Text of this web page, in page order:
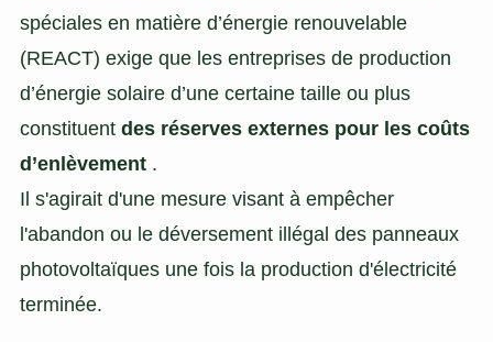
spéciales en matière d’énergie renouvelable
(REACT) exige que les entreprises de production
d’énergie solaire d’une certaine taille ou plus
constituent des réserves externes pour les coûts
d’enlèvement.
Il s'agirait d'une mesure visant à empêcher
l'abandon ou le déversement illégal des panneaux
photovoltaïques une fois la production d'électricité
terminée.